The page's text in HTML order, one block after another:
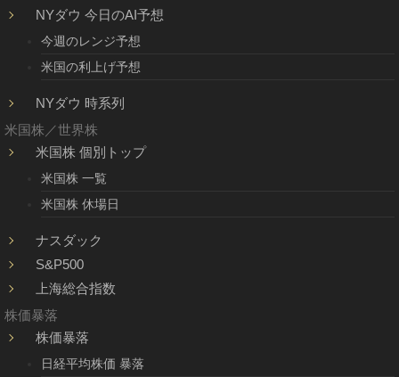
NYダウ 今日のAI予想
今週のレンジ予想
米国の利上げ予想
NYダウ 時系列
米国株／世界株
米国株 個別トップ
米国株 一覧
米国株 休場日
ナスダック
S&P500
上海総合指数
株価暴落
株価暴落
日経平均株価 暴落